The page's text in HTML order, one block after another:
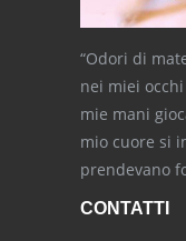
“Odori di
nei miei
mie mani
mio cuore si
prendevano
CONTATTI